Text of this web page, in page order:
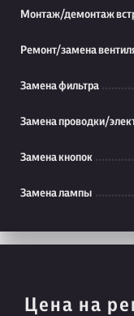
Монтаж/демонтаж
Ремонт/замена
Замена фильтра
Замена проводки/
Замена кнопок
Замена лампы
Цена на